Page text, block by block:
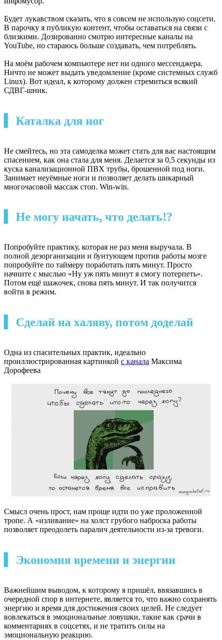
Будет лукавством сказать, что я совсем не использую соцсети.
В парочку я публикую контент, чтобы оставаться на связи с
близкими. Дозированно смотрю интересные каналы на
YouTube, но стараюсь больше создавать, чем потреблять.
На моём рабочем компьютере нет ни одного мессенджера.
Ничто не может выдать уведомление (кроме системных служб
Linux). Вот идеал, к которому должен стремиться всякий
СДВГ-шник.
▍ Каталка для ног
Не смейтесь, но эта самоделка может стать для вас настоящим
спасением, как она стала для меня. Делается за 0,5 секунды из
куска канализационной ПВХ трубы, брошенной под ноги.
Занимает неуёмные ноги и позволяет делать шикарный
многочасовой массаж стоп. Win-win.
▍ Не могу начать, что делать!?
Попробуйте практику, которая не раз меня выручала. В
полной дезорганизации и бунтующем против работы мозге
попробуйте по таймеру поработать пять минут. Просто
начните с мыслью «Ну уж пять минут я смогу потерпеть».
Потом ещё шажочек, снова пять минут. И так получится
войти в режим.
▍ Сделай на халяву, потом доделай
Одна из спасительных практик, идеально
проиллюстрированная картинкой с канала Максима
Дорофеева
Смысл очень прост, нам проще идти по уже проложенной
тропе. А «изливание» на холст грубого наброска работы
позволяет преодолеть паралич деятельности из-за тревоги.
▍ Экономия времени и энергии
Важнейшим выводом, к которому я пришёл, ввязавшись в
очередной спор в интернете, является то, что важно сохранять
энергию и время для достижения своих целей. Не следует
вовлекаться в эмоциональные ловушки, такие как срачи в
комментариях в соцсетях, и не тратить силы на
эмоциональную реакцию.